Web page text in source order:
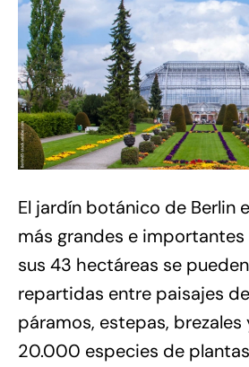
El jardín botánico de Berlin
más grandes e importantes
sus 43 hectáreas se
repartidas entre paisajes
páramos, estepas, brezales
20.000 especies de